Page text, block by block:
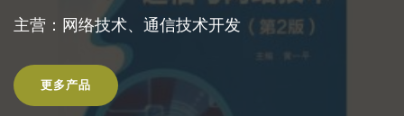
主营：网络技术、通信技术开发
更多产品